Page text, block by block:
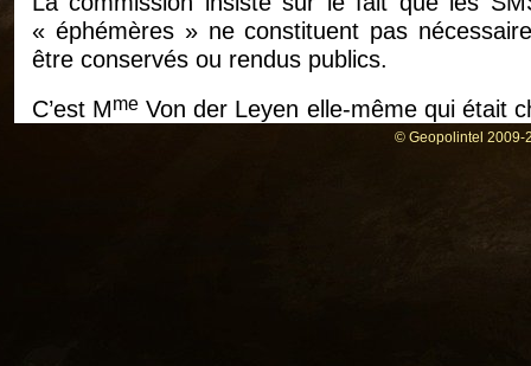
« éphémères » ne constituent pas
être conservés ou rendus publics.
C’est Mme Von der Leyen elle-même qui était
des documents ayant une valeur et méritant
© Geopolintel 2009-